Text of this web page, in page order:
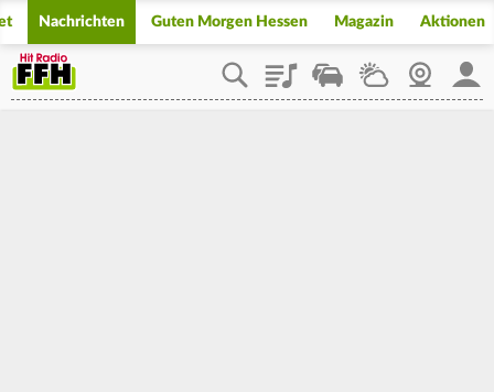
Nachrichten Guten Morgen Hessen Magazin Aktionen
PlaylistStaupilotWetterWebcam